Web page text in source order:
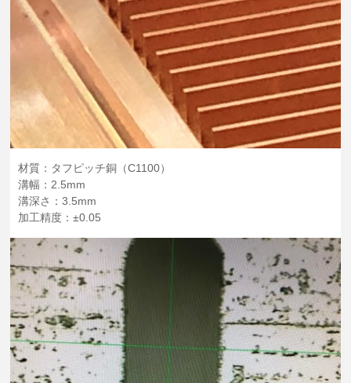
材質：タフピッチ銅（C1100）
溝幅：2.5mm
溝深さ：3.5mm
加工精度：±0.05